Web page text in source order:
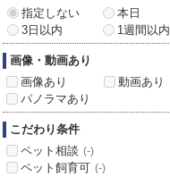
指定しない
本日
3日以内
1週間以内
画像・動画あり
画像あり
動画あり
パノラマあり
こだわり条件
ペット相談 (-)
ペット飼育可 (-)